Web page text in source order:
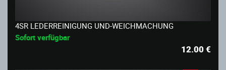
4SR LEDERREINIGUNG UND-WEICHMACHUNG
Sofort verfügbar
12.00€